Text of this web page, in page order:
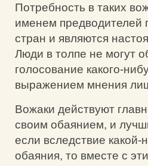
Потребность в таких
именем предводителей
стран и являются
Люди в толпе не могут
голосование какого-
выражением мнения
Вожаки действуют
своим обаянием, и
если вследствие
обаяния, то вместе с